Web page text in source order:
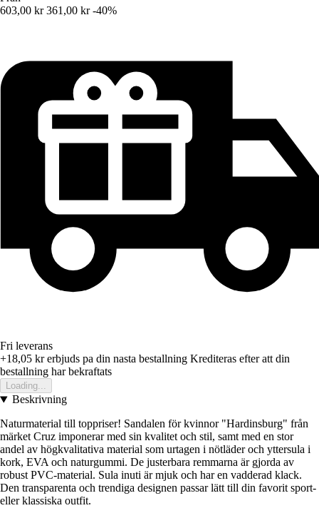
603,00 kr 361,00 kr -40%
Fri leverans
+18,05 krerbjuds pa din nasta bestallning Krediteras efter att din
bestallning har bekraftats
Loading...
Beskrivning
Naturmaterial till toppriser! Sandalen för kvinnor "Hardinsburg" från
märket Cruz imponerar med sin kvalitet och stil, samt med en stor
andel av högkvalitativa material som urtagen i nötläder och yttersula i
kork, EVA och naturgummi. De justerbara remmarna är gjorda av
robust PVC-material. Sula inuti är mjuk och har en vadderad klack.
Den transparenta och trendiga designen passar lätt till din favorit sport-
eller klassiska outfit.